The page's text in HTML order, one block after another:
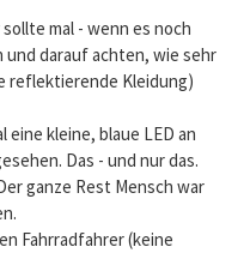
mal - wenn es noch
und darauf achten, wie sehr
reflektierende Kleidung)
eine kleine, blaue LED an
Das - und nur das.
ganze Rest Mensch war
Fahrradfahrer (keine